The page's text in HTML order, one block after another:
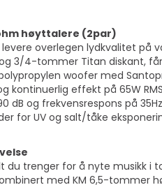
høyttalere (2par)
overlegen lydkvalitet
3/4-tommer Titan diskant, får
woofer med
kontinuerlig effekt på 65W
dB og frekvensrespons på
for UV og salt/tåke
du trenger for å nyte musikk i
med KM 6,5-tommer